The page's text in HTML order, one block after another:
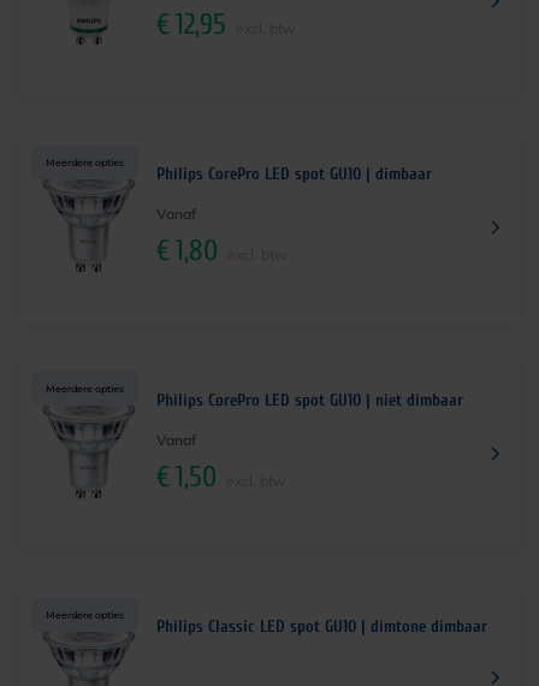
€12,95
Meerdere opties
Philips CorePro LED spot GU10 | dimbaar
Vanaf
€1,80
Meerdere opties
Philips CorePro LED spot GU10 | niet dimbaar
Vanaf
€1,50
Meerdere opties
Philips Classic LED spot GU10 | dimtone dimbaar